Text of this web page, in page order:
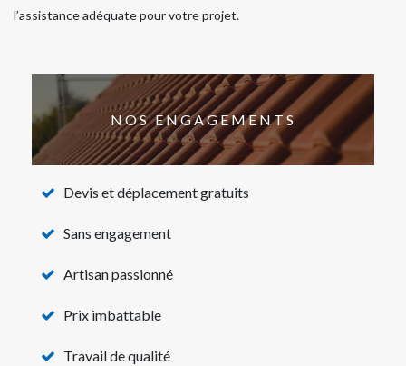
l’assistance adéquate pour votre projet.
NOS ENGAGEMENTS
Devis et déplacement gratuits
Sans engagement
Artisan passionné
Prix imbattable
Travail de qualité